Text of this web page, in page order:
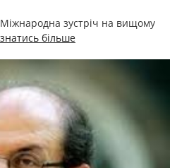
зустріч на вищому
більше